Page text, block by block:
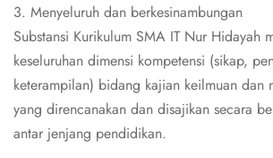
3. Menyeluruh dan berkesinambungan
Substansi Kurikulum SMA IT Nur Hidayah
keseluruhan dimensi kompetensi (sikap,
keterampilan) bidang kajian keilmuan dan
yang direncanakan dan disajikan secara
antar jenjang pendidikan.